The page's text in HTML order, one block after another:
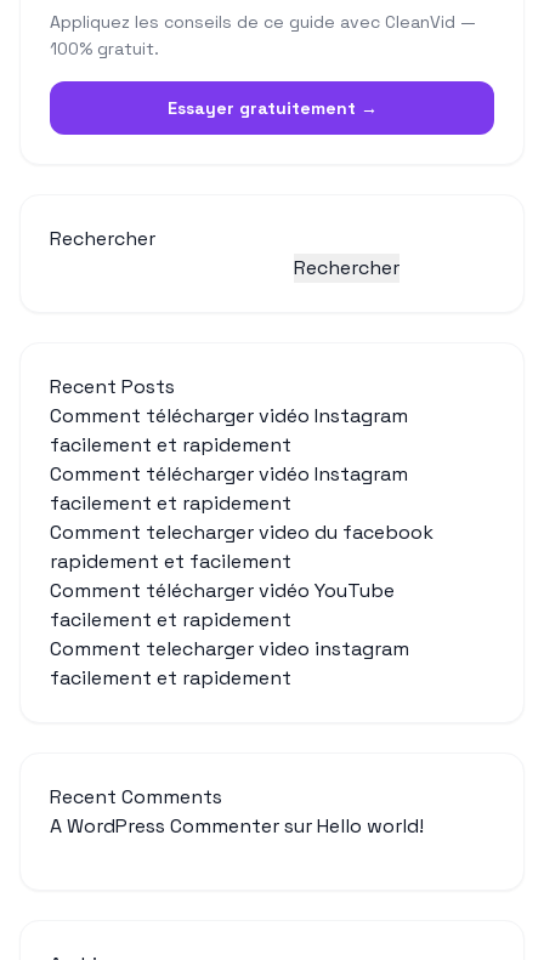
Appliquez les conseils de ce guide avec CleanVid —
100% gratuit.
Essayer gratuitement →
Rechercher
Rechercher
Recent Posts
Comment télécharger vidéo Instagram
facilement et rapidement
Comment télécharger vidéo Instagram
facilement et rapidement
Comment telecharger video du facebook
rapidement et facilement
Comment télécharger vidéo YouTube
facilement et rapidement
Comment telecharger video instagram
facilement et rapidement
Recent Comments
A WordPress CommentersurHello world!